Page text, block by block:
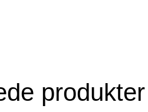
produkter